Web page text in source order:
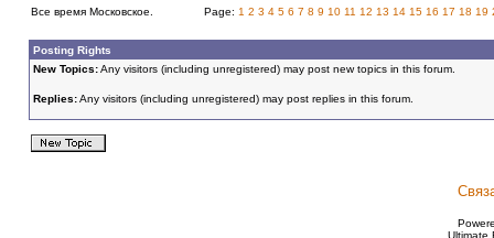
Все время Московское. Page: 1 2 3 4 5 6 7 8 9 10 11 12 13 14 15 16 17 18 19
Posting Rights
New Topics:Any visitors (including unregistered) may post new topics in this forum.
Replies:Any visitors (including unregistered) may post replies in this forum.
Ultimate